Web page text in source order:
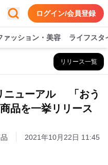
ログイン/会員登録
ァッション・美容 ライフスタ
リリース一覧
ニューアル 「おう
品を一挙リリース
2021年10月22日 11:45